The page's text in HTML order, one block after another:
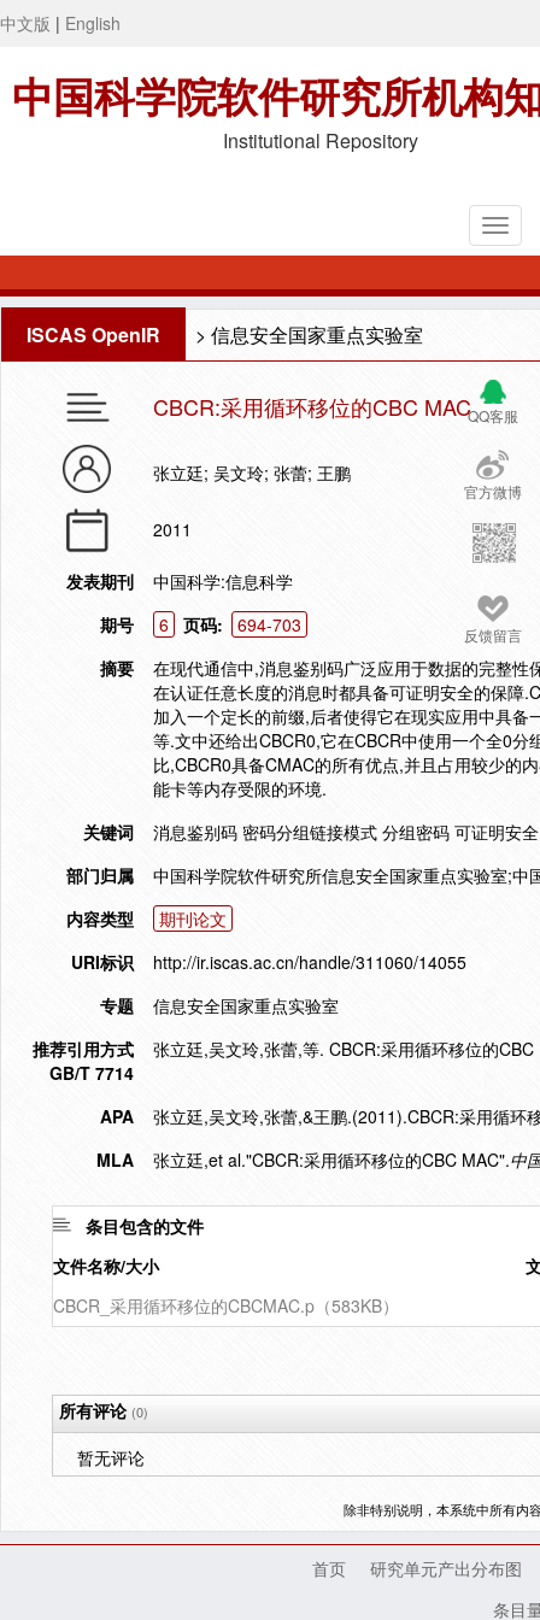
中文版 | English
中国科学院软件研究所机构
Institutional Repository
ISCAS OpenIR > 信息安全国家重点实验室
QQ客服
官方微博
反馈留言
CBCR:采用循环移位的CBC MAC
张立廷; 吴文玲; 张蕾; 王鹏
2011
发表期刊
中国科学:信息科学
期号
6 页码:
694-703
摘要
在现代通信中,消息鉴别码广泛应用于数据的完整
在认证任意长度的消息时都具备可证明安全的保障
加入一个定长的前缀,后者使得它在现实应用中具
等.文中还给出CBCR0,它在CBCR中使用一个全0
比,CBCR0具备CMAC的所有优点,并且占用较少的
能卡等内存受限的环境.
关键词
消息鉴别码 密码分组链接模式 分组密码 可证明安全
部门归属
中国科学院软件研究所信息安全国家重点实验室;中
内容类型
期刊论文
URI标识
http://ir.iscas.ac.cn/handle/311060/14055
专题
信息安全国家重点实验室
推荐引用方式
GB/T 7714
张立廷,吴文玲,张蕾,等. CBCR:采用循环移位的
APA
张立廷,吴文玲,张蕾,&王鹏.(2011).CBCR:采用循环
MLA
张立廷,et al."CBCR:采用循环移位的CBC MAC".中
条目包含的文件
文件名称/大小
CBCR_采用循环移位的CBCMAC.p（583KB）
所有评论(0)
暂无评论
除非特别说明，本系统中所有内
首页
研究单元产出分布图
条目